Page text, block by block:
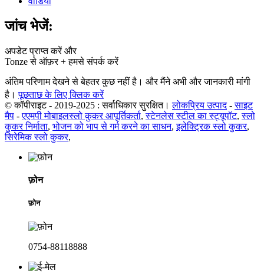
जांच भेजें:
अपडेट प्राप्त करें और
Tonze से ऑफ़र + हमसे संपर्क करें
अंतिम परिणाम देखने से बेहतर कुछ नहीं है। और मैंने अभी और जानकारी मांगी
है। पूछताछ के लिए क्लिक करें
© कॉपीराइट - 2019-2025 : सर्वाधिकार सुरक्षित। लोकप्रिय उत्पाद-साइट
मैप -एएमपी मोबाइलस्लो कुकर आपूर्तिकर्ता,स्टेनलेस स्टील का स्ट्यूपॉट,स्लो
कुकर निर्माता, भोजन को भाप से गर्म करने का साधन,इलेक्ट्रिक स्लो कुकर,
सिरेमिक स्लो कुकर,
फ़ोन
फ़ोन
0754-88118888